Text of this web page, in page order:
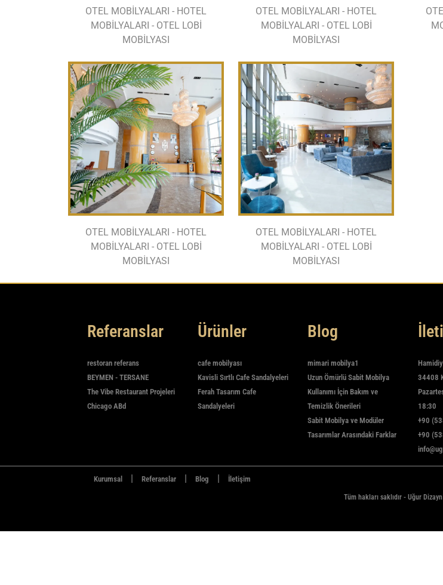
OTEL MOBİLYALARI - HOTEL
MOBİLYALARI - OTEL LOBİ
MOBİLYASI
OTEL MOBİLYALARI - HOTEL
MOBİLYALARI - OTEL LOBİ
MOBİLYASI
OTEL MOBİLYALARI - HOTEL
MOBİLYALARI - OTEL LOBİ
MOBİLYASI
OTEL MOBİLYALARI - HOTEL
MOBİLYALARI - OTEL LOBİ
MOBİLYASI
Referanslar
restoran referans
BEYMEN - TERSANE
The Vibe Restaurant Projeleri
Chicago ABd
Ürünler
cafe mobilyası
Kavisli Sırtlı Cafe Sandalyeleri
Ferah Tasarım Cafe
Sandalyeleri
Blog
mimari mobilya1
Uzun Ömürlü Sabit Mobilya
Kullanımı İçin Bakım ve
Temizlik Önerileri
Sabit Mobilya ve Modüler
Tasarımlar Arasındaki Farklar
34408
18:30
+90
+90
Kurumsal | Referanslar | Blog | İletişim
Tüm hakları saklıdır - Uğur